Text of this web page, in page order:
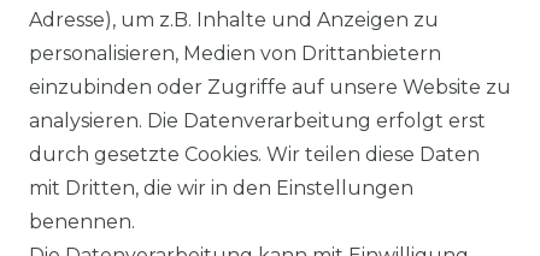
Venti - Modern Fit - Herren
Langarm Business Hemd
(144262600)
UVP 49,99 €
ab 47,99 € *
Adresse), um z.B. Inhalte und Anzeigen zu
personalisieren, Medien von Drittanbietern
einzubinden oder Zugriffe auf unsere Website zu
analysieren. Die Datenverarbeitung erfolgt erst
durch gesetzte Cookies. Wir teilen diese Daten
mit Dritten, die wir in den Einstellungen
benennen.